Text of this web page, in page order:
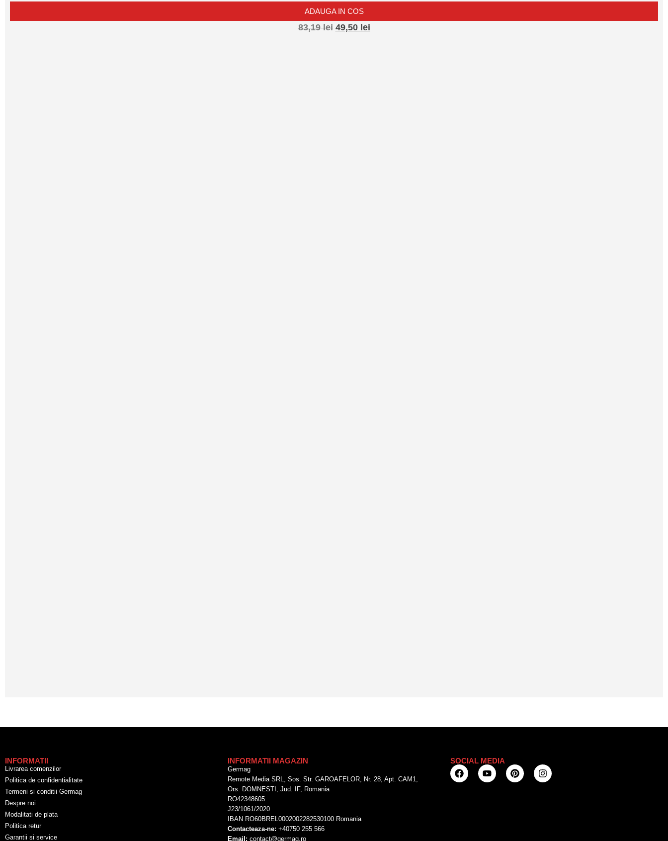
ADAUGA IN COS
83,19lei 49,50 lei
INFORMATII
Livrarea comenzilor
Politica de confidentialitate
Termeni si conditii Germag
Despre noi
Modalitati de plata
Politica retur
Garantii si service
INFORMATII MAGAZIN
Germag
Remote Media SRL, Sos. Str. GAROAFELOR, Nr. 28, Apt. CAM1,
Ors. DOMNESTI, Jud. IF, Romania
RO42348605
J23/1061/2020
IBAN RO60BREL0002002282530100 Romania
Contacteaza-ne: +40750 255 566
Email: contact@germag.ro
SOCIAL MEDIA